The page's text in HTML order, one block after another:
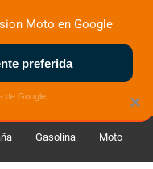
MOTOS ELÉCTRICAS
Gasolina Moto
×
Moto en Google
preferida
de Google